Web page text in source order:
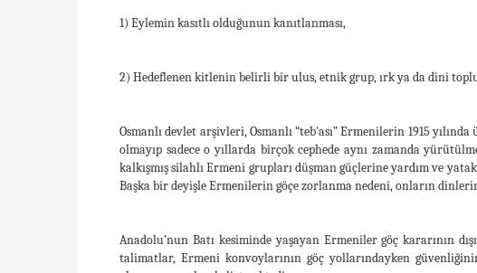
1) Eylemin kasıtlı olduğunun kanıtlanması,
2) Hedeflenen kitlenin belirli bir ulus, etnik grup, ırk ya da dini
Osmanlı devlet arşivleri, Osmanlı “teb'ası” Ermenilerin 1915
olmayıp sadece o yıllarda birçok cephede aynı zamanda
kalkışmış silahlı Ermeni grupları düşman güçlerine yardım ve
Başka bir deyişle Ermenilerin göçe zorlanma nedeni, onların
Anadolu’nun Batı kesiminde yaşayan Ermeniler göç
talimatlar, Ermeni konvoylarının göç yollarındayken